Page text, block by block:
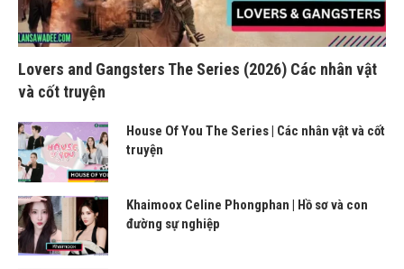
Lovers and Gangsters The Series (2026) Các nhân vật
và cốt truyện
House Of You The Series | Các nhân vật và cốt
truyện
Khaimoox Celine Phongphan | Hồ sơ và con
đường sự nghiệp